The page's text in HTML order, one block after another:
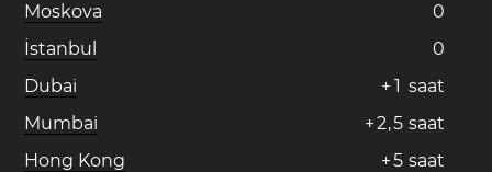
Moskova
0
İstanbul
0
Dubai
+ 1 saat
Mumbai
+2,5 saat
Hong Kong
+5 saat